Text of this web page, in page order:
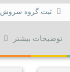
ثبت گروه سروش
توضیحات بیشتر